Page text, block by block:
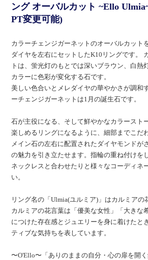
ング オーバルカット ~Ello
PT変更可能)
カラーチェンジガーネットのオーバルカット
ダイヤを左右にセットしたK10リングです。
トは、蛍光灯のもとでは深いブラウン、白熱
カラーに色彩が変化する石です。
美しい色合いとメレダイヤの華やかさが調和
ーチェンジガーネットは1月の誕生石です。
石が主役になる、そして鮮やかなカラースト
楽しめるリングになるように、細部までこだ
メイン石の左右に配置されたダイヤモンドが
の魅力を引き立たせます。指輪の重ね付けを
ネックレスと合わせたりと様々なコーディネ
い。
リング名の「Ulmia(ユルミア)」はカルミアの
カルミアの花言葉は「優美な女性」「大きな
につけた存在感とジュエリーを身に着けたと
ティブな気持ちを表しています。
〜O'Ello〜「ありのままの自分・心の扉を開